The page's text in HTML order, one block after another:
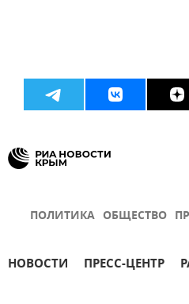
ПОЛИТИКА ОБЩЕСТВО
НОВОСТИ ПРЕСС-ЦЕНТР